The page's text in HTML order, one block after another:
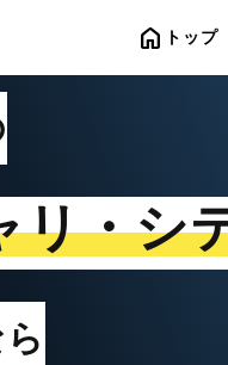
home トップ
リ・シ